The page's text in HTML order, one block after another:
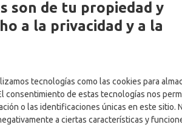
son de tu propiedad y
a la privacidad y a la
tecnologías como las cookies para
consentimiento de estas tecnologías nos
o las identificaciones únicas en este sitio.
a ciertas características y
de
Portal Proveedores
Afiliación web
Consulta cajas de
Solicitud Certificado